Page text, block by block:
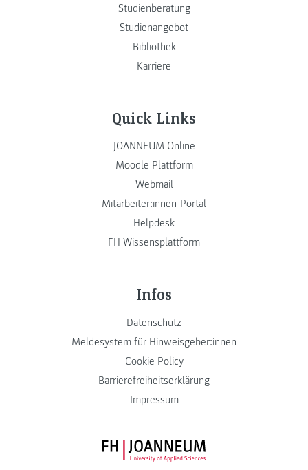
Studienberatung
Studienangebot
Bibliothek
Karriere
Quick Links
JOANNEUM Online
Moodle Plattform
Webmail
Mitarbeiter:innen-Portal
Helpdesk
FH Wissensplattform
Infos
Datenschutz
Meldesystem für Hinweisgeber:innen
Cookie Policy
Barrierefreiheitserklärung
Impressum
FH JOANNEUM Logo